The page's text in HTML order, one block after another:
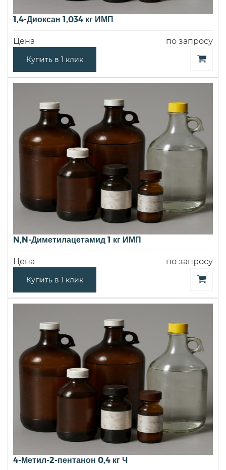
1,4-Диоксан 1,034 кг ИМП
Цена по запросу
Купить в 1 клик
N,N-Диметилацетамид 1 кг ИМП
Цена по запросу
Купить в 1 клик
4-Метил-2-пентанон 0,4 кг Ч